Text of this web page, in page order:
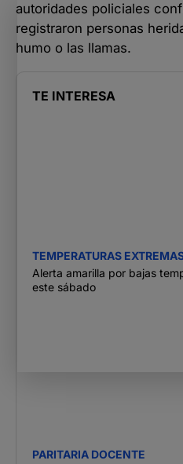
autoridades policiales
registraron personas
humo o las llamas.
TE INTERESA
TEMPERATURAS
Alerta amarilla por bajas
este sábado
PARITARIA DOCENTE